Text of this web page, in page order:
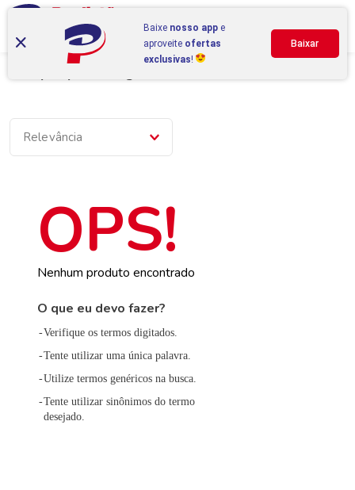
Relevância
Nenhum produto encontrado
O que eu devo fazer?
Verifique os termos digitados.
Tente utilizar uma única palavra.
Utilize termos genéricos na busca.
Tente utilizar sinônimos do termo
desejado.
Baixe nosso app e
aproveite ofertas
exclusivas!
Baixar